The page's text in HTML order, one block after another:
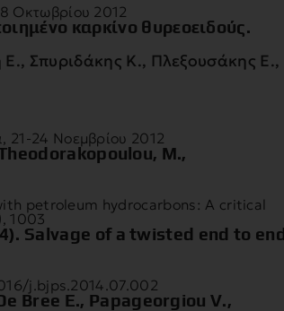
Οκτωβρίου 2012
καρκίνο θυρεοειδούς.
Σπυριδάκης Κ., Πλεξουσάκης Ε.,
21-24 Νοεμβρίου 2012
M.,
petroleum hydrocarbons: A critical
1003
Salvage of a twisted end to
j.bjps.2014.07.002
Bree E., Papageorgiou V.,